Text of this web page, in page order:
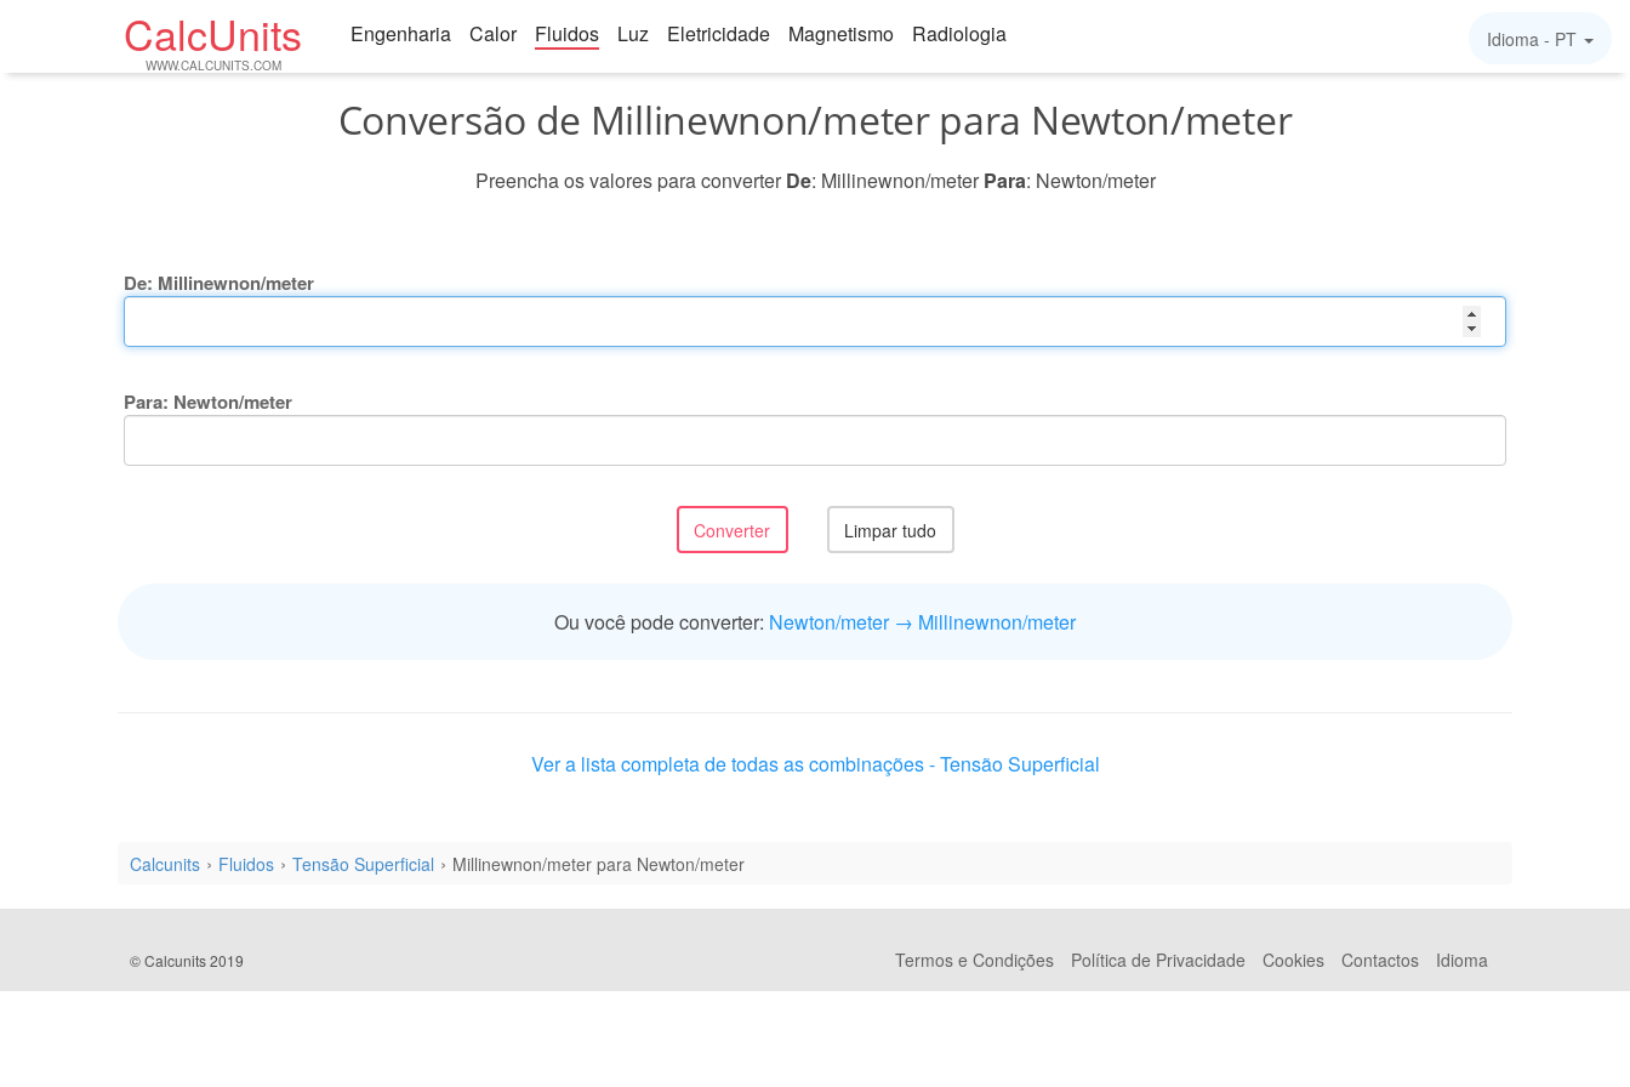
CalcUnits
WWW.CALCUNITS.COM
Engenharia Calor Fluidos Luz Eletricidade Magnetismo Radiologia Idioma - PT
Conversão de Millinewnon/meter para Newton/meter
Preencha os valores para converter De: Millinewnon/meter Para: Newton/meter
De: Millinewnon/meter
Para: Newton/meter
Ou você pode converter: Newton/meter → Millinewnon/meter
Ver a lista completa de todas as combinações - Tensão Superficial
Calcunits Fluidos Tensão Superficial Millinewnon/meter para Newton/meter
© Calcunits 2019 Termos e Condições Política de Privacidade Cookies Contactos Idioma